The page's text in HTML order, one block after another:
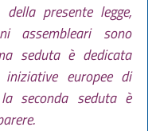
presente legge,
assembleari sono
seduta è dedicata
europee di
seconda seduta è